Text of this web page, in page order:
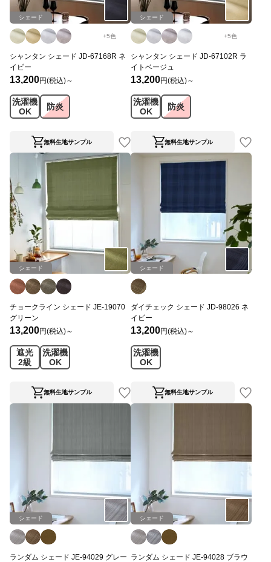
シェード
+5色
シャンタン シェード JD-67168R ネ
イビー
13,200円(税込)～
洗濯機
OK
防炎
無料生地サンプル
シェード
+5色
シャンタン シェード JD-67102R ラ
イトベージュ
13,200円(税込)～
洗濯機
OK
防炎
無料生地サンプル
シェード
チョークライン シェード JE-19070
グリーン
13,200円(税込)～
遮光
2級
洗濯機
OK
無料生地サンプル
シェード
ダイチェック シェード JD-98026 ネ
イビー
13,200円(税込)～
洗濯機
OK
無料生地サンプル
シェード
ランダム シェード JE-94029 グレー
シェード
ランダム シェード JE-94028 ブラウ